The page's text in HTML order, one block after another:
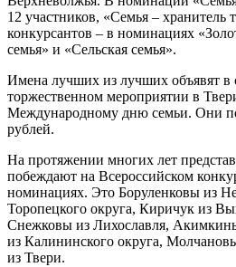
12 участников, «Семья – хранитель
конкурсантов – в номинациях
семья» и «Сельская семья».
Имена лучших из лучших объявят в
торжественном мероприятии в
Международному дню семьи. Они
рублей.
На протяжении многих лет
побеждают на Всероссийском
номинациях. Это Боруленковы из
Торопецкого округа, Киричук из
Снежковы из Лихославля,
из Калининского округа,
из Твери.